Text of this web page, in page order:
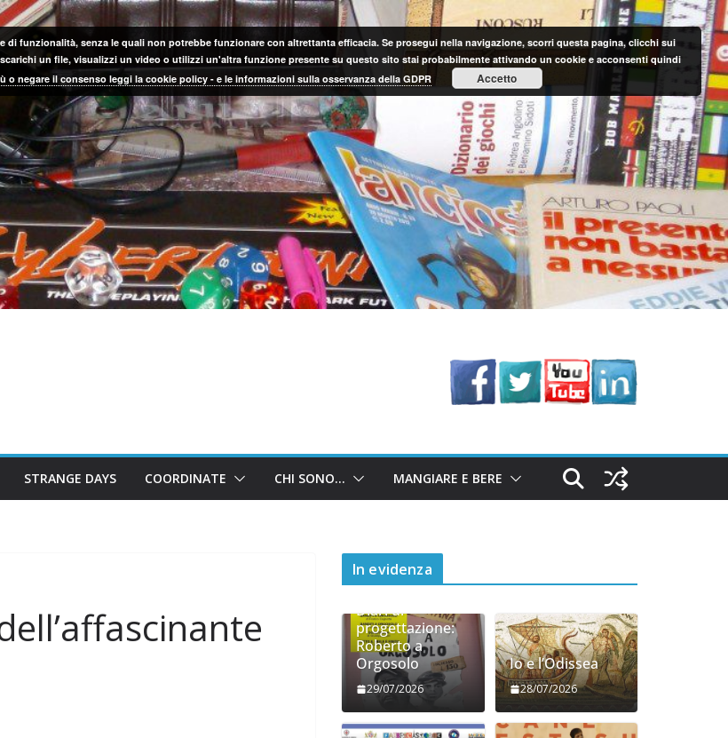
STRANGE DAYS COORDINATE CHI SONO… MANGIARE E BERE
In evidenza
Diari di
progettazione:
Roberto a
Orgosolo
29/07/2026
Io e l’Odissea
28/07/2026
funzionalità, senza le quali non potrebbe funzionare con altrettanta efficacia. Se prosegui nella navigazione, scorri questa pagina, clicchi sui
un file, visualizzi un video o utilizzi un'altra funzione presente su questo sito stai probabilmente attivando un cookie e acconsenti quindi
o negare il consenso leggi la cookie policy - e le informazioni sulla osservanza della GDPR Accetto